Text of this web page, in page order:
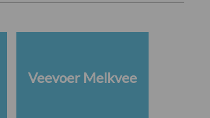
Veevoer Melkvee